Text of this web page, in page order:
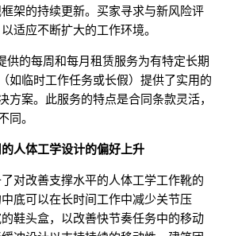
架的持续更新。买家寻求与新风险评
适应不断扩大的工作环境。
供的每周和每月租赁服务为有特定长期
如临时工作任务或长假）提供了实用的
方案。此服务的特点是合同条款灵活，
同。
人体工学设计的偏好上升
对改善支撑水平的人体工学工作靴的
底可以在长时间工作中减少关节压
鞋头盒，以改善快节奏任务中的移动